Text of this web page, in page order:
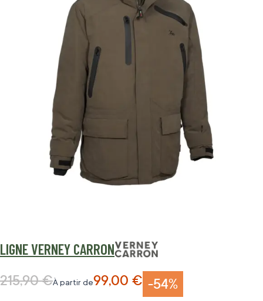
LIGNE VERNEY CARRON
-54%
À partir de99,00 €
Prix normal
215,90 €